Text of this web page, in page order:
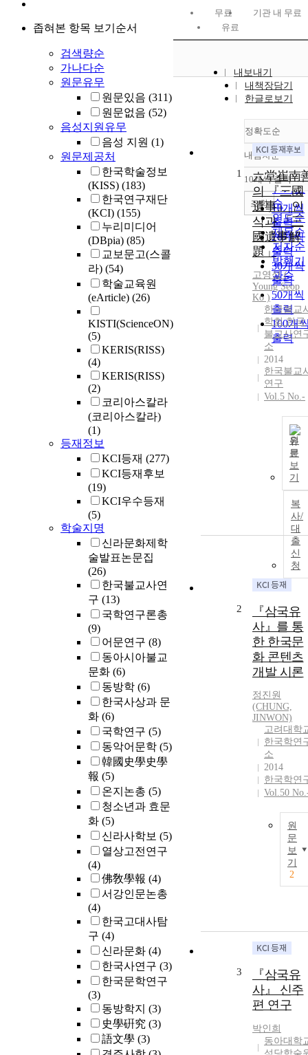
좁혀본 항목 보기순서
검색량순
가나다순
원문유무
원문있음 (311)
원문없음 (52)
음성지원유무
음성 지원 (1)
원문제공처
한국학술정보
(KISS) (183)
한국연구재단
(KCI) (155)
누리미디어
(DBpia) (85)
교보문고(스콜
라) (54)
학술교육원
(eArticle) (26)
KISTI(ScienceON)
(5)
KERIS(RISS)
(4)
KERIS(RISS)
(2)
코리아스칼라
(코리아스칼라)
(1)
등재정보
KCI등재 (277)
KCI등재후보
(19)
KCI우수등재
(5)
학술지명
신라문화제학
술발표논문집
(26)
한국불교사연
구 (13)
국학연구론총
(9)
어문연구 (8)
동아시아불교
문화 (6)
동방학 (6)
한국사상과 문
화 (6)
국학연구 (5)
동악어문학 (5)
韓國史學史學
報 (5)
온지논총 (5)
청소년과 효문
화 (5)
신라사학보 (5)
열상고전연구
(4)
佛敎學報 (4)
서강인문논총
(4)
한국고대사탐
구 (4)
신라문화 (4)
한국사연구 (3)
한국문학연구
(3)
동방학지 (3)
史學硏究 (3)
語文學 (3)
무료
기관 내 무료
유료
내보내기
내책장담기
한글로보기
정확도순
정확도
순
인기도
순
연도순
제목순
저자순
발행기
관순
내림차순
내림차
10개씩 출력
10개씩
출력
20개씩
출력
30개씩
출력
50개씩
출력
100개
출력
조회
1
六堂崔南
의 『三國
遺事』 인
식과 「三
國遺事解
題」
고영섭 (
Young Seop
Ko )
한국불교
학회 한국
불교사연
소
2014
한국불교
연구
Vol.5 No.-
원
문
보
기
복
사/
대
출
신
청
2
『삼국유
사』를 통
한 한국문
화 콘텐츠
개발 시론
정진원
(CHUNG,
JINWON)
고려대학
한국학연
소
2014
한국학연
Vol.50
원
문
보
기
2
3
『삼국유
사』 신주
편 연구
박인희
동아대학